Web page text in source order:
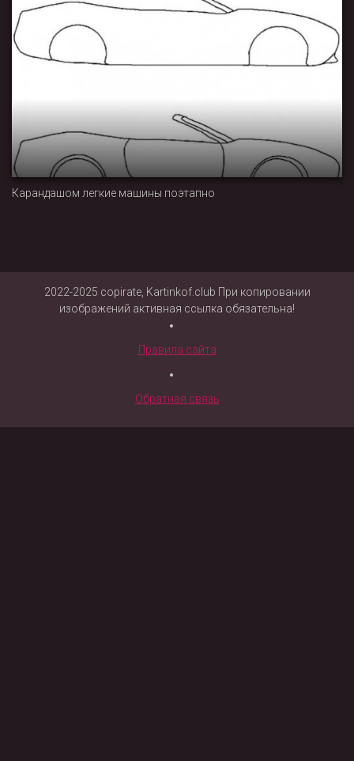
Карандашом легкие машины поэтапно
2022-2025 copirate, Kartinkof.club При копировании
изображений активная ссылка обязательна!
Правила сайта
Обратная связь